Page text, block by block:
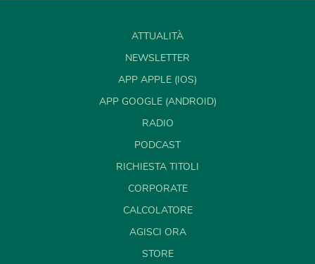
ATTUALITÀ
NEWSLETTER
APP APPLE (IOS)
APP GOOGLE (ANDROID)
RADIO
PODCAST
RICHIESTA TITOLI
CORPORATE
CALCOLATORE
AGISCI ORA
STORE